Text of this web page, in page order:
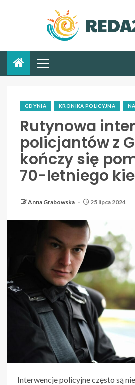
GDYNIA KRONIKA POLICYJNA
Rutynowa
policjantów z
kończy się
70-letniego
Anna Grabowska 25 lipca 2024
Interwencje policyjne często są